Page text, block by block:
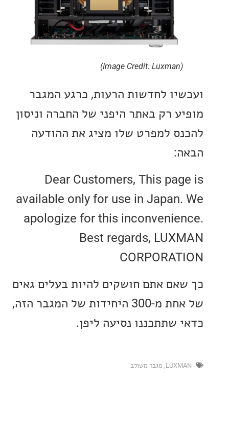
לחדשות הרעות, כרגע המגבר
רק באתר היפני של החברה וניסון
למפרט שלו מציג את ההודעה
Dear Customers, This
available only for use in
apologize for this
Best regards,
אתם חושקים להיות בעלים גאים
של אחת מ-300 היחידות של המגבר הזה,
שתתכננו נסיעה ליפן.
מגבר משולב